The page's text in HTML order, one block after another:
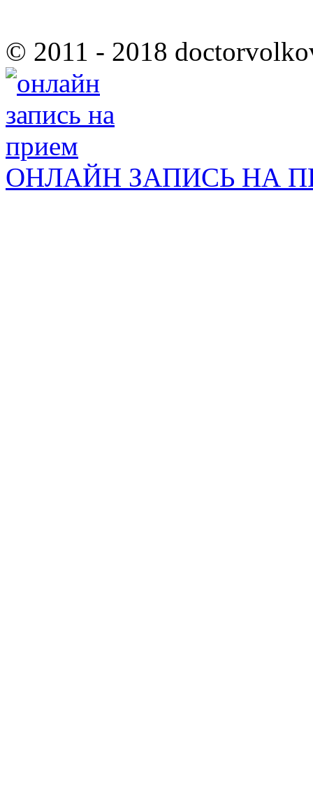
© 2011 - 2018
ОНЛАЙН ЗАПИСЬ НА